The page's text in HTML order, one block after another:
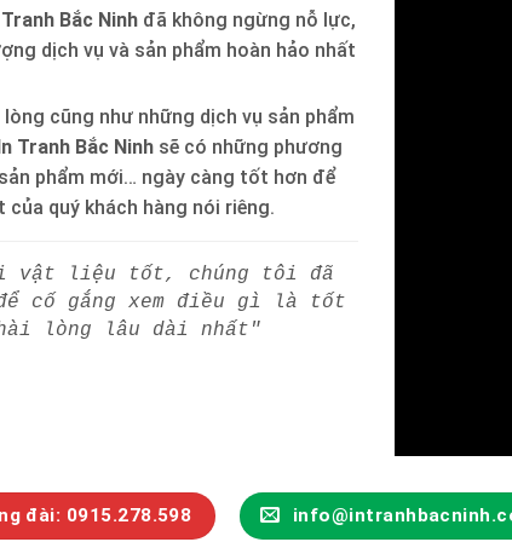
Bắc Ninh đã không ngừng nỗ lực,
dịch vụ và sản phẩm hoàn hảo nhất
cũng như những dịch vụ sản phẩm
Tranh Bắc Ninh sẽ có những phương
phẩm mới… ngày càng tốt hơn để
quý khách hàng nói riêng.
vật liệu tốt, chúng tôi đã
cố gắng xem điều gì là tốt
lòng lâu dài nhất"
đài: 0915.278.598